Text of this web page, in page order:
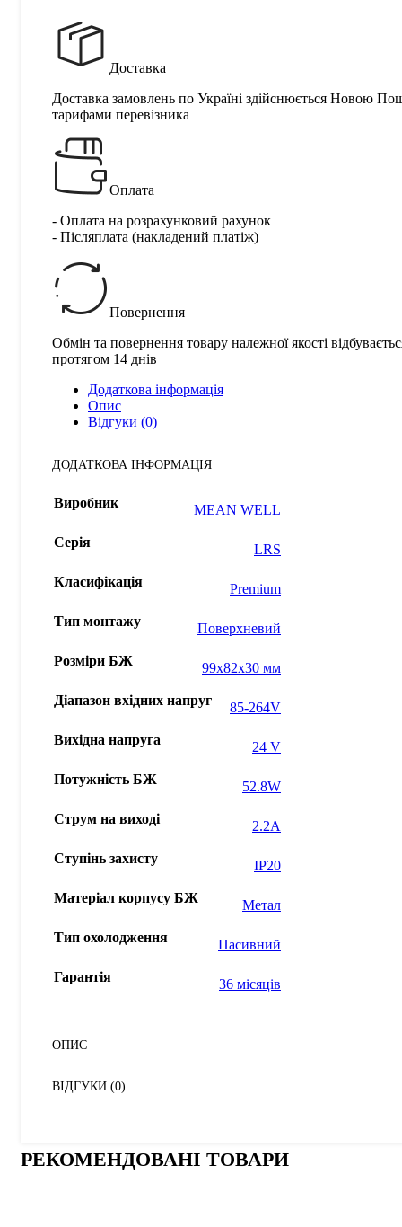
Доставка
Доставка замовлень по Україні здійснюється Новою
тарифами перевізника
Оплата
- Оплата на розрахунковий рахунок
- Післяплата (накладений платіж)
Повернення
Обмін та повернення товару належної якості
протягом 14 днів
Додаткова інформація
Опис
Відгуки (0)
ДОДАТКОВА ІНФОРМАЦІЯ
Виробник MEAN WELL
Серія LRS
Класифікація Premium
Тип монтажу Поверхневий
Розміри БЖ 99x82x30 мм
Діапазон вхідних напруг 85-264V
Вихідна напруга 24 V
Потужність БЖ 52.8W
Струм на виході 2.2A
Ступінь захисту IP20
Матеріал корпусу БЖ Метал
Тип охолодження Пасивний
Гарантія 36 місяців
ОПИС
ВІДГУКИ (0)
РЕКОМЕНДОВАНІ ТОВАРИ